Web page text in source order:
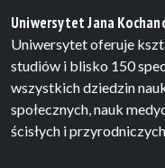
Uniwersytet Jana
Uniwersytet oferuje
studiów i blisko 150
wszystkich dziedzin
społecznych, nauk
ścisłych i